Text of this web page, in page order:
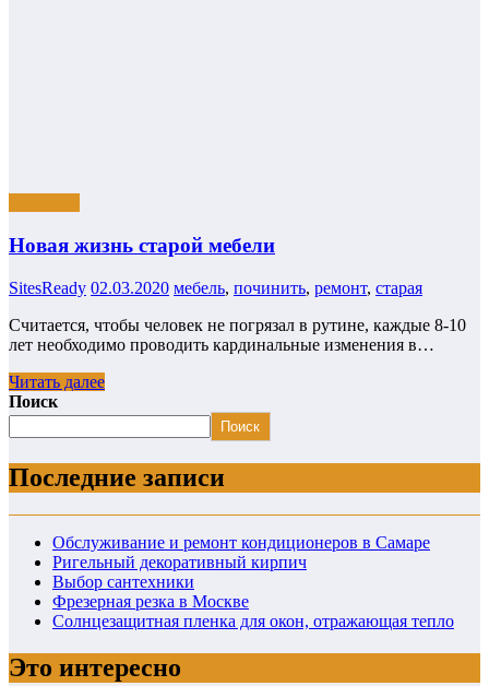
Новая жизнь старой мебели
SitesReady 02.03.2020 мебель, починить, ремонт, старая
Считается, чтобы человек не погрязал в рутине, каждые 8-10
лет необходимо проводить кардинальные изменения в…
Читать далее
Поиск
Поиск
Последние записи
Обслуживание и ремонт кондиционеров в Самаре
Ригельный декоративный кирпич
Выбор сантехники
Фрезерная резка в Москве
Солнцезащитная пленка для окон, отражающая тепло
Это интересно